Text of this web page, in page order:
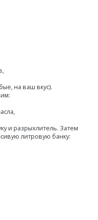
на ваш вкус).
и разрыхлитель. Затем
литровую банку: